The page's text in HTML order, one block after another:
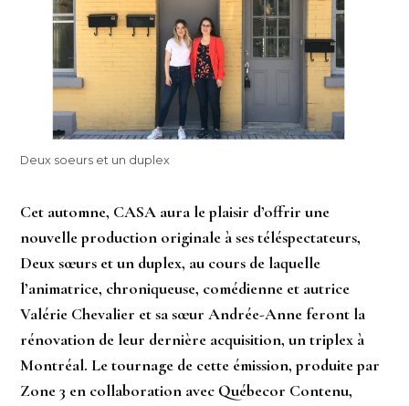
Deux soeurs et un duplex
Cet automne, CASA aura le plaisir d’offrir une
nouvelle production originale à ses téléspectateurs,
Deux sœurs et un duplex, au cours de laquelle
l’animatrice, chroniqueuse, comédienne et autrice
Valérie Chevalier et sa sœur Andrée-Anne feront la
rénovation de leur dernière acquisition, un triplex à
Montréal. Le tournage de cette émission, produite par
Zone 3 en collaboration avec Québecor Contenu,